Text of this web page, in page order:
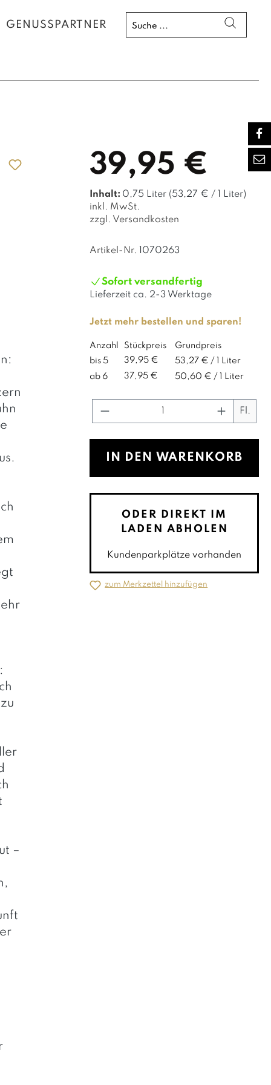
GENUSSPARTNER
–
39,95 €
Inhalt: 0,75 Liter (53,27 € / 1 Liter)
inkl. MwSt.
zzgl. Versandkosten
Artikel-Nr. 1070263
Sofort versandfertig
Lieferzeit ca. 2-3 Werktage
Jetzt mehr bestellen und sparen!
Anzahl Stückpreis
Grundpreis
bis 5 39,95 €
53,27 € / 1 Liter
ab 6 37,95 € 50,60 € / 1 Liter
Produkt Anzahl: Gib
Fl.
IN DEN WARENKORB
ODER DIREKT IM
LADEN ABHOLEN
Kundenparkplätze vorhanden
zum Merkzettel hinzufügen